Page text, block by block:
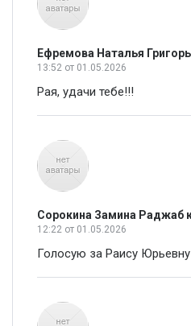
Ефремова Наталья
13:52 от 01.05.2026
Рая, удачи тебе!!!
Сорокина Замина Раджаб
12:22 от 01.05.2026
Голосую за Раису